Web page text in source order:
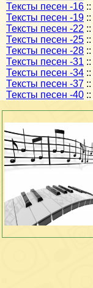
Тексты песен -16 ::
Тексты песен -19 ::
Тексты песен -22 ::
Тексты песен -25 ::
Тексты песен -28 ::
Тексты песен -31 ::
Тексты песен -34 ::
Тексты песен -37 ::
Тексты песен -40 ::